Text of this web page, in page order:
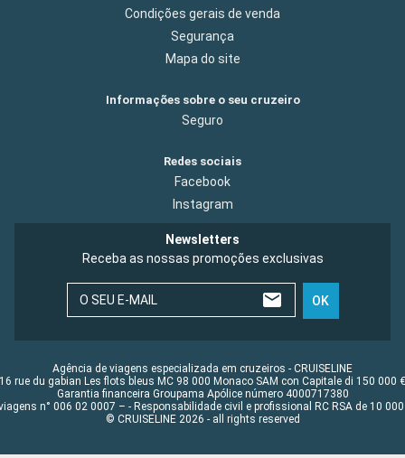
Condições gerais de venda
Segurança
Mapa do site
Informações sobre o seu cruzeiro
Seguro
Redes sociais
Facebook
Instagram
Newsletters
Receba as nossas promoções exclusivas
O SEU E-MAIL OK
Agência de viagens especializada em cruzeiros - CRUISELINE
16 rue du gabian Les flots bleus MC 98 000 Monaco SAM con Capitale di 150 000 €
Garantia financeira Groupama Apólice número 4000717380
n° 006 02 0007 – - Responsabilidade civil e profissional RC RSA de 10 000
© CRUISELINE 2026 - all rights reserved